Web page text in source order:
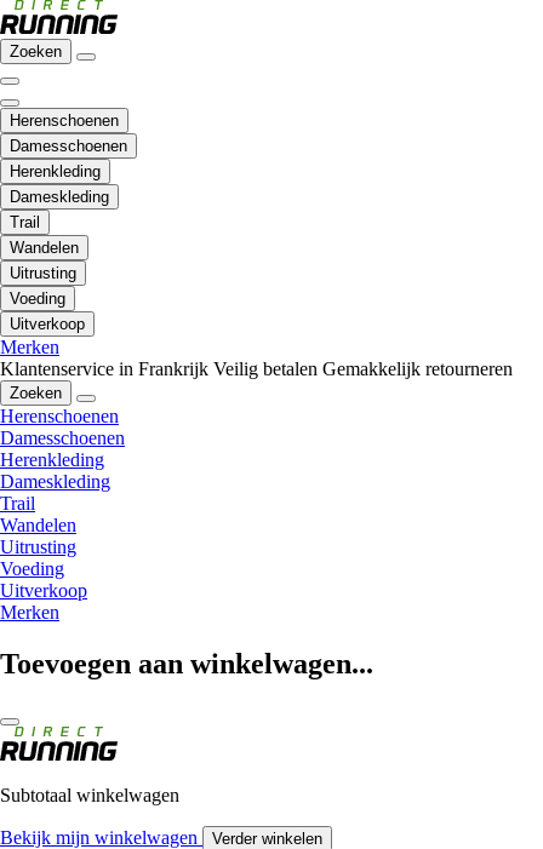
Zoeken
Herenschoenen
Damesschoenen
Herenkleding
Dameskleding
Trail
Wandelen
Uitrusting
Voeding
Uitverkoop
Merken
Klantenservice in Frankrijk Veilig betalen Gemakkelijk retourneren
Zoeken
Herenschoenen
Damesschoenen
Herenkleding
Dameskleding
Trail
Wandelen
Uitrusting
Voeding
Uitverkoop
Merken
Toevoegen aan winkelwagen...
Subtotaal winkelwagen
Bekijk mijn winkelwagen Verder winkelen